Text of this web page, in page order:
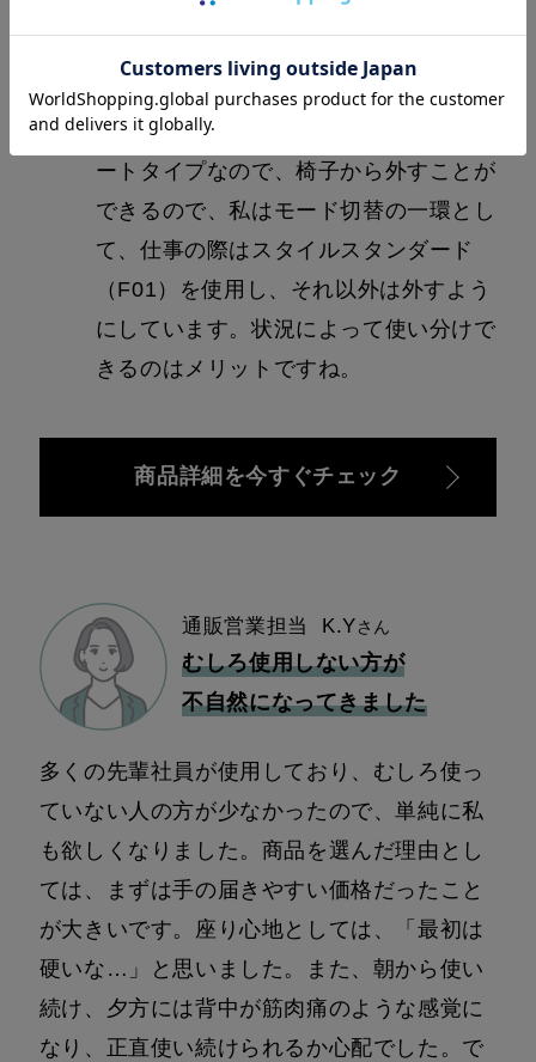
色なので、色が馴染みとても気に入って
ポート力がとても気持ちよく、集中して
仕事に取り組むことができています。シ
ートタイプなので、椅子から外すことが
できるので、私はモード切替の一環とし
て、仕事の際はスタイルスタンダード
（F01）を使用し、それ以外は外すよう
にしています。状況によって使い分けで
きるのはメリットですね。
商品詳細を今すぐチェック
通販営業担当 K.Yさん
むしろ使用しない方が
不自然になってきました
多くの先輩社員が使用しており、むしろ使っ
ていない人の方が少なかったので、単純に私
も欲しくなりました。 商品を選んだ理由とし
ては、まずは手の届きやすい価格だったこと
が大きいです。座り心地としては、「最初は
硬いな…」と思いました。また、朝から使い
続け、夕方には背中が筋肉痛のような感覚に
なり、正直使い続けられるか心配でした。で